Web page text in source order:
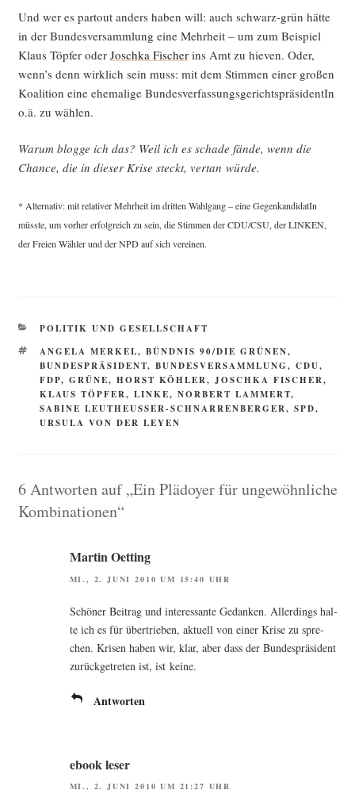
Und wer es par­tout anders haben will: auch schwarz-grün hät­te
in der Bun­des­ver­samm­lung eine Mehr­heit – um zum Bei­spiel
Klaus Töp­fer oder Josch­ka Fischerins Amt zu hie­ven. Oder,
wenn’s denn wirk­lich sein muss: mit dem Stim­men einer gro­ßen
Koali­ti­on eine ehe­ma­li­ge Bun­des­ver­fas­sungs­ge­richts­prä­si­den­tIn
o.ä. zu wählen.
War­um blog­ge ich das? Weil ich es scha­de fän­de, wenn die
Chan­ce, die in die­ser Kri­se steckt, ver­tan würde.
* Alter­na­tiv: mit rela­ti­ver Mehr­heit im drit­ten Wahl­gang – eine Gegen­kan­di­da­tIn
müss­te, um vor­her erfolg­reich zu sein, die Stim­men der CDU/CSU, der LINKEN,
der Frei­en Wäh­ler und der NPD auf sich vereinen.
KATEGORIEN
POLITIK UND GESELLSCHAFT
SCHLAGWÖRTER
ANGELA MERKEL, BÜNDNIS 90/DIE GRÜNEN,
BUNDESPRÄSIDENT, BUNDESVERSAMMLUNG, CDU,
FDP, GRÜNE, HORST KÖHLER, JOSCHKA FISCHER,
KLAUS TÖPFER, LINKE, NORBERT LAMMERT,
SABINE LEUTHEUSSER-SCHNARRENBERGER, SPD,
URSULA VON DER LEYEN
6 Antworten auf „Ein Plädoyer für ungewöhnliche
Kombinationen“
Martin Oetting
MI., 2. JUNI 2010 UM 15:40 UHR
Schö­ner Bei­trag und inter­es­san­te Gedan­ken. Aller­dings hal­
te ich es für über­trie­ben, aktu­ell von einer Kri­se zu spre­
chen. Kri­sen haben wir, klar, aber dass der Bun­des­prä­si­dent
zurück­ge­tre­ten ist, ist keine.
Antworten
ebook leser
MI., 2. JUNI 2010 UM 21:27 UHR